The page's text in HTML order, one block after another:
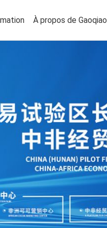
À propos de Gaoqiao